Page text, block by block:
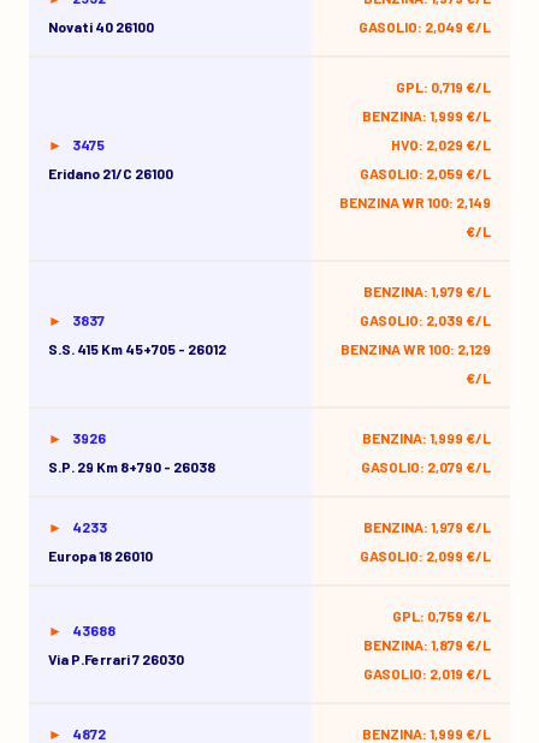
Novati 40 26100
GASOLIO: 2,049 €/L
3475
Eridano 21/c 26100
GPL: 0,719 €/L
BENZINA: 1,999 €/L
HVO: 2,029 €/L
GASOLIO: 2,059 €/L
BENZINA WR 100: 2,149
€/L
3837
S.s. 415 Km 45+705 - 26012
BENZINA: 1,979 €/L
GASOLIO: 2,039 €/L
BENZINA WR 100: 2,129
€/L
3926
S.p. 29 Km 8+790 - 26038
BENZINA: 1,999 €/L
GASOLIO: 2,079 €/L
4233
Europa 18 26010
BENZINA: 1,979 €/L
GASOLIO: 2,099 €/L
43688
Via P.ferrari 7 26030
GPL: 0,759 €/L
BENZINA: 1,879 €/L
GASOLIO: 2,019 €/L
4872
BENZINA: 1,999 €/L